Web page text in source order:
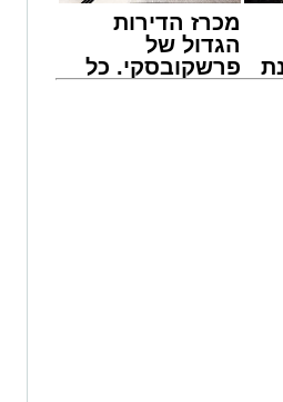
פרצו בבכי היסטרי ונאלצו
בכביש.
המבוהלים למוקדי החירום,
המסלול כדי לטפל
מכרז הדירות
הגדול של
פרשקובסקי. כל